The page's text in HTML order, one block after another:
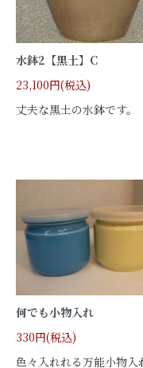
水鉢2【黒土】C
23,100円(税込)
丈夫な黒土の水鉢です。
何でも小物入れ
330円(税込)
色々入れれる万能小物入